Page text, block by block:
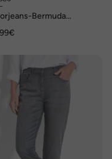
Bermuda
Fit, 5-Pocket, bis 72